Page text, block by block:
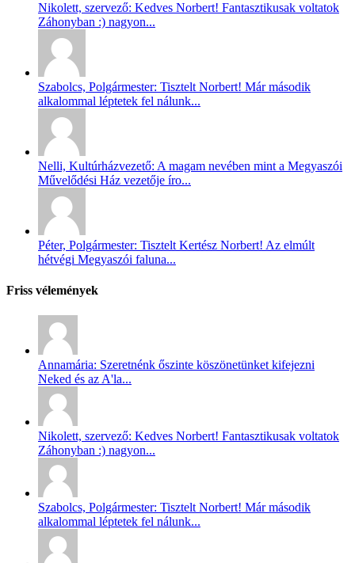
Nikolett, szervező: Kedves Norbert! Fantasztikusak voltatok
Záhonyban :) nagyon...
Szabolcs, Polgármester: Tisztelt Norbert! Már második
alkalommal léptetek fel nálunk...
Nelli, Kultúrházvezető: A magam nevében mint a Megyaszói
Művelődési Ház vezetője íro...
Péter, Polgármester: Tisztelt Kertész Norbert! Az elmúlt
hétvégi Megyaszói faluna...
Friss vélemények
Annamária: Szeretnénk őszinte köszönetünket kifejezni
Neked és az A'la...
Nikolett, szervező: Kedves Norbert! Fantasztikusak voltatok
Záhonyban :) nagyon...
Szabolcs, Polgármester: Tisztelt Norbert! Már második
alkalommal léptetek fel nálunk...